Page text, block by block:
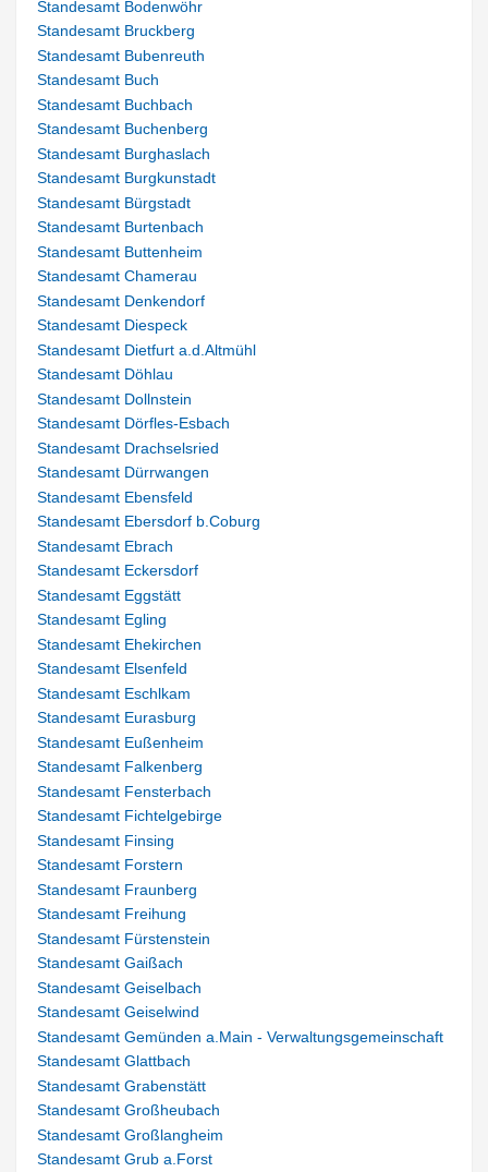
Standesamt Bodenwöhr
Standesamt Bruckberg
Standesamt Bubenreuth
Standesamt Buch
Standesamt Buchbach
Standesamt Buchenberg
Standesamt Burghaslach
Standesamt Burgkunstadt
Standesamt Bürgstadt
Standesamt Burtenbach
Standesamt Buttenheim
Standesamt Chamerau
Standesamt Denkendorf
Standesamt Diespeck
Standesamt Dietfurt a.d.Altmühl
Standesamt Döhlau
Standesamt Dollnstein
Standesamt Dörfles-Esbach
Standesamt Drachselsried
Standesamt Dürrwangen
Standesamt Ebensfeld
Standesamt Ebersdorf b.Coburg
Standesamt Ebrach
Standesamt Eckersdorf
Standesamt Eggstätt
Standesamt Egling
Standesamt Ehekirchen
Standesamt Elsenfeld
Standesamt Eschlkam
Standesamt Eurasburg
Standesamt Eußenheim
Standesamt Falkenberg
Standesamt Fensterbach
Standesamt Fichtelgebirge
Standesamt Finsing
Standesamt Forstern
Standesamt Fraunberg
Standesamt Freihung
Standesamt Fürstenstein
Standesamt Gaißach
Standesamt Geiselbach
Standesamt Geiselwind
Standesamt Gemünden a.Main - Verwaltungsgemeinschaft
Standesamt Glattbach
Standesamt Grabenstätt
Standesamt Großheubach
Standesamt Großlangheim
Standesamt Grub a.Forst